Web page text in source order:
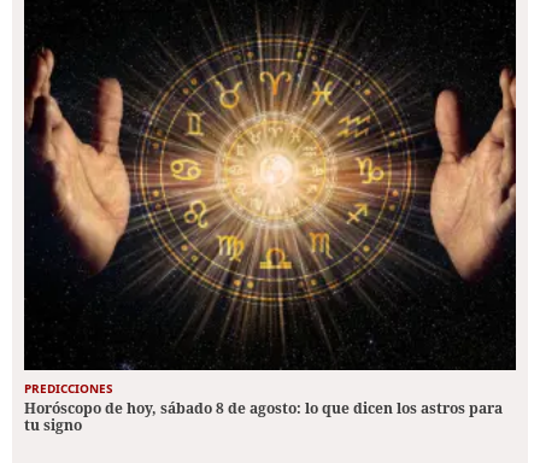
PREDICCIONES
Horóscopo de hoy, sábado 8 de agosto: lo que dicen los astros para
tu signo